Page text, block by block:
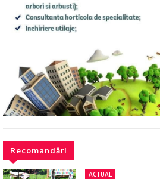
Recomandări
ACTUAL